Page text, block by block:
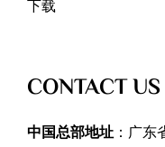
下载
CONTACT US
中国总部地址 ：广